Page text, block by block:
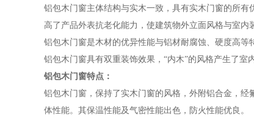
铝包木门窗主体结构与实木一致，具有实木门窗的所
高了产品外表抗老化能力，使建筑物外立面风格与室内
铝包木门窗是木材的优异性能与铝材耐腐蚀、硬度高等
铝包木门窗具有双重装饰效果，“内木”的风格产生了室
铝包木门窗特点：
铝包木门窗，保持了实木门窗的风格，外附铝合金，
体性能。其保温性能及气密性能出色，防火性能优良。